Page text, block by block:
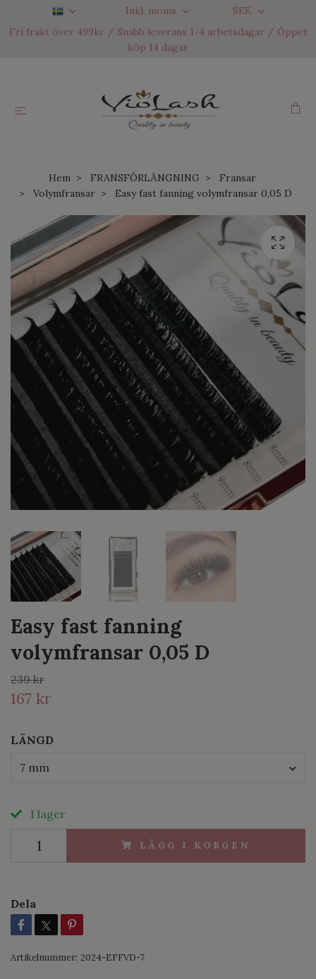
Inkl. moms
SEK
Fri frakt över 499kr / Snabb leverans 1-4 arbetsdagar / Öppet
köp 14 dagar
Hem FRANSFÖRLÄNGNING
Fransar
Volymfransar
Easy fast fanning volymfransar 0,05 D
Easy fast fanning
volymfransar 0,05 D
239 kr
167 kr
LÄNGD
7 mm
I lager
LÄGG I KORGEN
Dela
Artikelnummer: 2024-EFFVD-7